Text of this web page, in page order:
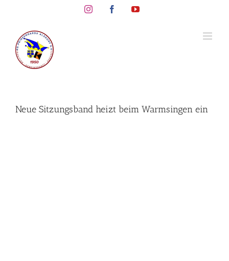
InstagramFacebookYouTube
Neue Sitzungsband heizt beim Warmsingen ein